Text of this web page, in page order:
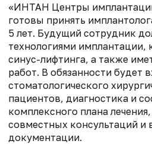
«ИНТАН Центры
готовы принять
5 лет. Будущий сотрудник
технологиями имплантации,
синус-лифтинга, а также
работ. В обязанности будет
стоматологического
пациентов, диагностика и
комплексного плана
совместных консультаций
документации.